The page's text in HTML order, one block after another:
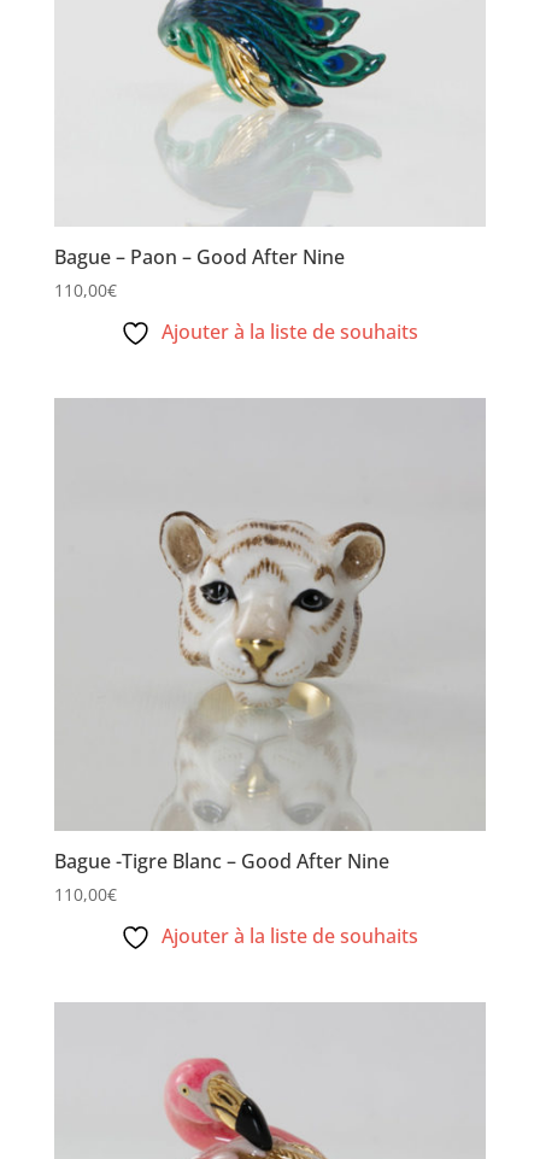
Bague – Paon – Good After Nine
110,00€
Ajouter à la liste de souhaits
Bague -Tigre Blanc – Good After Nine
110,00€
Ajouter à la liste de souhaits